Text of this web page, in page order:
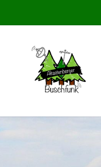
content
main
footer